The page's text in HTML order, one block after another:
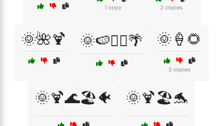
1 copy 2 copies
🌞🌺🍹 🌞🍉🏊‍♂️🌴 🌞🍦🌻
3 copies
🌞🍹🌊🏖️🐠 🌞🍹🏖️🐬